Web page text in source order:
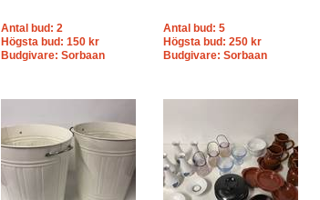
Antal bud: 2
Högsta bud: 150 kr
Budgivare: Sorbaan
Antal bud: 5
Högsta bud: 250 kr
Budgivare: Sorbaan